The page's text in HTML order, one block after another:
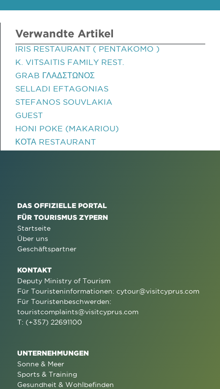
Verwandte Artikel
IRIS RESTAURANT ( PENTAKOMO )
K. VITSAITIS FAMILY REST.
GRAB ΓΛΑΔΣΤΩΝΟΣ
SELLADI EFTAGONIAS
STEFANOS SOUVLAKIA
GUEST
HONI POKE (MAKARIOU)
ΚΟΤΑ RESTAURANT
DAS OFFIZIELLE PORTAL
FÜR TOURISMUS ZYPERN
Startseite
Über uns
Geschäftspartner
KONTAKT
Deputy Ministry of Tourism
Für Touristeninformationen: cytour@visitcyprus.com
Für Touristenbeschwerden:
touristcomplaints@visitcyprus.com
T: (+357) 22691100
UNTERNEHMUNGEN
Sonne & Meer
Sports & Training
Gesundheit & Wohlbefinden